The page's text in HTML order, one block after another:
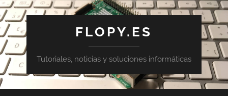
FLOPY.ES
Tutoriales, noticias y soluciones informáticas